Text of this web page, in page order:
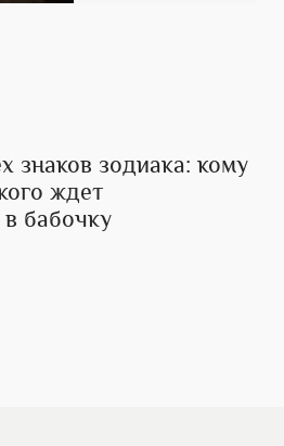
знаков зодиака: кому
ждет
бабочку